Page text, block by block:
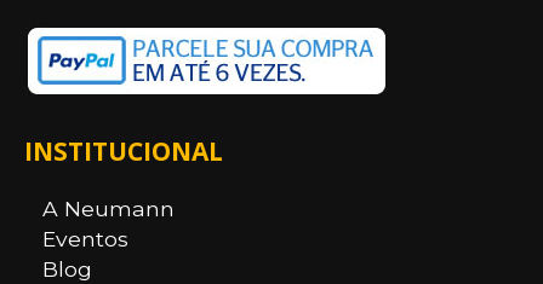
INSTITUCIONAL
A Neumann
Eventos
Blog